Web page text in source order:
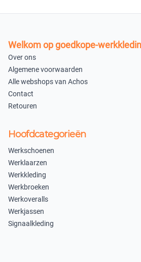
Welkom op goedkope-
Over ons
Algemene voorwaarden
Alle webshops van Achos
Contact
Retouren
Hoofdcategorieën
Werkschoenen
Werklaarzen
Werkkleding
Werkbroeken
Werkoveralls
Werkjassen
Signaalkleding